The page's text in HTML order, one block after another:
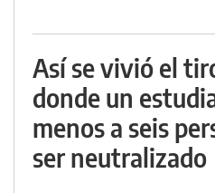
Así se vivió el
donde un
menos a seis
ser neutralizado